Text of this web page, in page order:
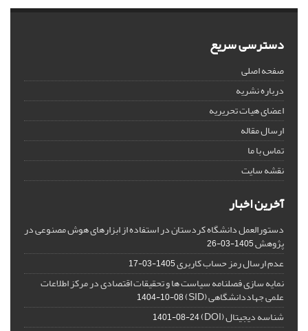
دسترسی سریع
صفحه اصلی
درباره نشریه
اعضای هیات تحریریه
ارسال مقاله
تماس با ما
نقشه سایت
آخرین اخبار
دستورالعمل دانشگاه کردستان در استفاده از ابزارهای هوش مصنوعی در
پژوهش1405-03-26
عدم ارسال رمز حساب کاربری1405-03-17
نمایه سازی فصلنامه سیاست ها و تحقیقات اقتصادی در مرکز اطلاعات
علمی جهاددانشگاهی (SID) 1404-10-08
شناسه دیجیتال (DOI) 1401-08-24